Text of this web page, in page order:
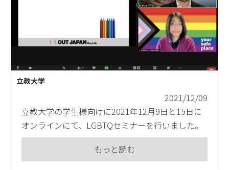
立教大学
2021/12/09
立教大学の学生様向けに2021年12月9日と15日に
オンラインにて、LGBTQセミナーを行いました。
もっと読む